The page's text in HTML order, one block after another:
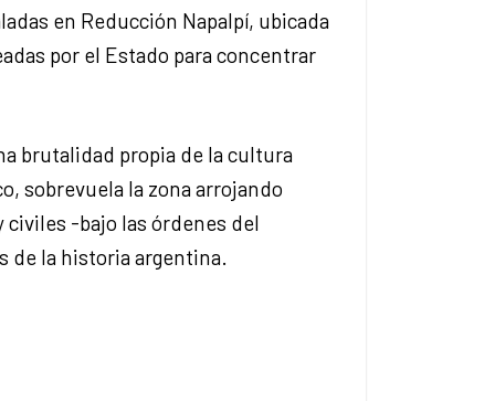
en Reducción Napalpí, ubicada
por el Estado para concentrar
brutalidad propia de la cultura
sobrevuela la zona arrojando
civiles -bajo las órdenes del
de la historia argentina.